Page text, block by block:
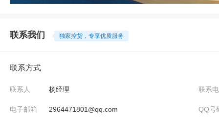
联系我们 独家控货，专享优质服务
联系方式
联系人 杨经理 联系
电子邮箱 2964471801@qq.com QQ号